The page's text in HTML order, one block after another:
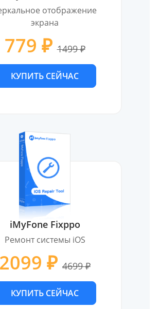
отображение
экрана
779 ₽ 1499 ₽
КУПИТЬ СЕЙЧАС
iMyFone Fixppo
Ремонт системы iOS
2099 ₽ 4699 ₽
КУПИТЬ СЕЙЧАС